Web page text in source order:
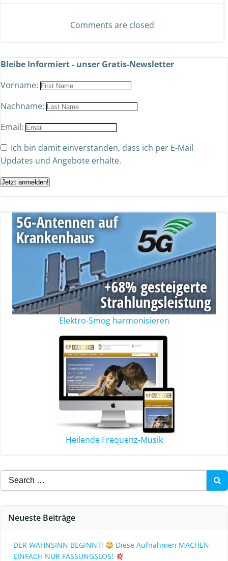
Comments are closed
Bleibe Informiert - unser Gratis-Newsletter
Vorname:
Nachname:
Email:
Ich bin damit einverstanden, dass ich per E-Mail
Updates und Angebote erhalte.
Jetzt anmelden!
Elektro-Smog harmonisieren
Heilende Frequenz-Musik
Neueste Beiträge
DER WAHNSINN BEGINNT!
Diese Aufnahmen MACHEN
EINFACH NUR FASSUNGSLOS!